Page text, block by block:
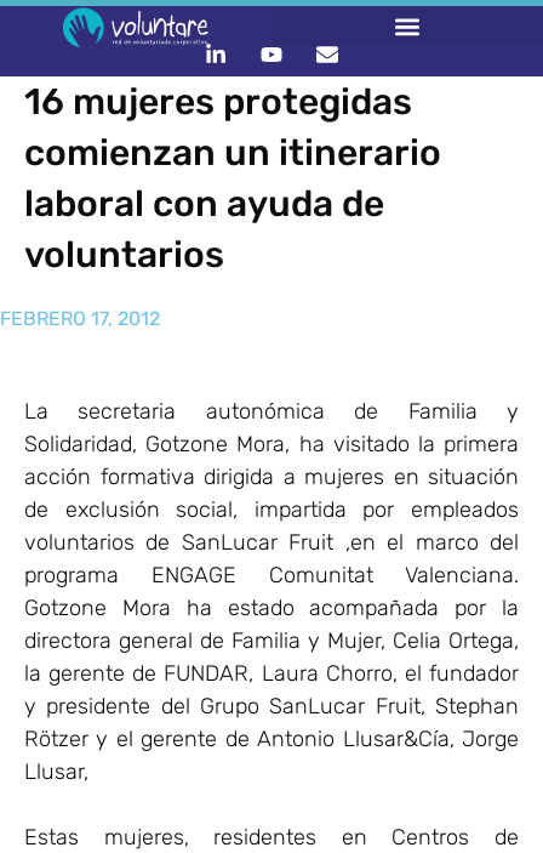
16 mujeres protegidas
comienzan un itinerario
laboral con ayuda de
voluntarios
FEBRERO 17, 2012
La secretaria autonómica de Familia y
Solidaridad, Gotzone Mora, ha visitado la primera
acción formativa dirigida a mujeres en situación
de exclusión social, impartida por empleados
voluntarios de SanLucar Fruit ,en el marco del
programa ENGAGE Comunitat Valenciana.
Gotzone Mora ha estado acompañada por la
directora general de Familia y Mujer, Celia Ortega,
la gerente de FUNDAR, Laura Chorro, el fundador
y presidente del Grupo SanLucar Fruit, Stephan
Rötzer y el gerente de Antonio Llusar&Cía, Jorge
Llusar,
Estas mujeres, residentes en Centros de